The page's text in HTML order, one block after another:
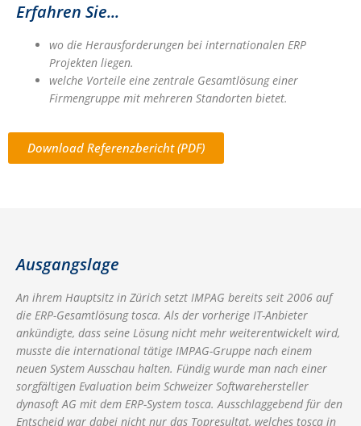
Erfahren Sie...
wo die Herausforderungen bei internationalen ERP
Projekten liegen.
welche Vorteile eine zentrale Gesamtlösung einer
Firmengruppe mit mehreren Standorten bietet.
Download Referenzbericht (PDF)
Ausgangslage
An ihrem Hauptsitz in Zürich setzt IMPAG bereits seit 2006 auf
die ERP-Gesamtlösung tosca. Als der vorherige IT-Anbieter
ankündigte, dass seine Lösung nicht mehr weiterentwickelt wird,
musste die international tätige IMPAG-Gruppe nach einem
neuen System Ausschau halten. Fündig wurde man nach einer
sorgfältigen Evaluation beim Schweizer Softwarehersteller
dynasoft AG mit dem ERP-System tosca. Ausschlaggebend für den
Entscheid war dabei nicht nur das Topresultat, welches tosca in